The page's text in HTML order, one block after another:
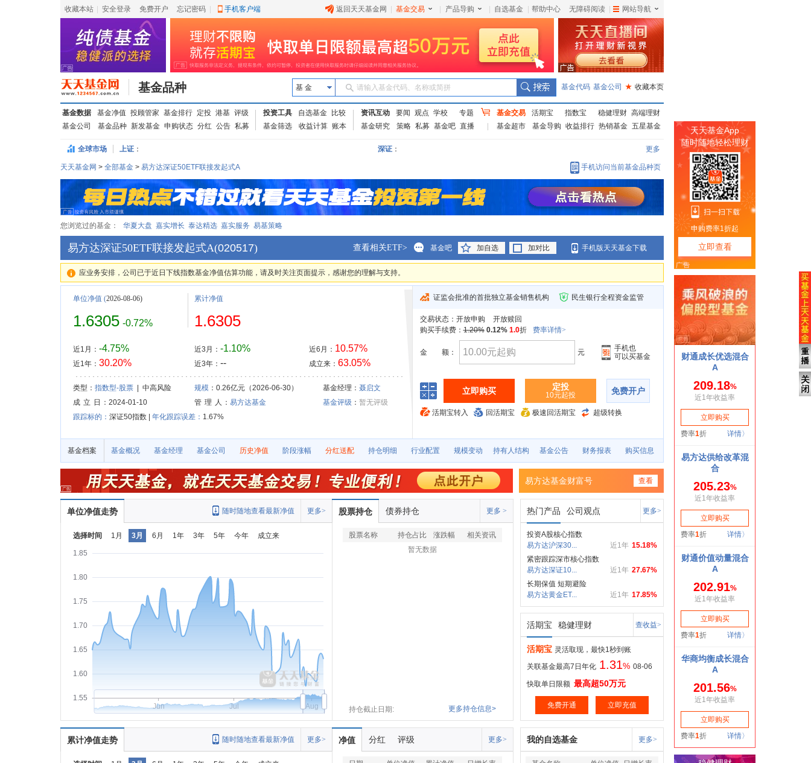
收藏本站 安全登录 免费开户 忘记密码 手机客户端 返回天天基金网 基金交易 产品导购 自选基金 帮助中心 无障碍阅读 网站导航
基金品种 基 金 请输入基金代码、名称或简拼 基金代码 基金公司 ★ 收藏本页
基金数据 基金净值 投顾管家 基金排行 定投 港基 评级
基金公司
基金品种 新发基金 申购状态 分红 公告 私募
投资工具 自选基金
比较
基金筛选
收益计算 账本
资讯互动 要闻 观点 学校
专题
基金研究
策略 私募 基金吧 直播
基金交易 活期宝 指数宝 稳健理财 高端理财
基金超市
基金导购 收益排行 热销基金 五星基金
全球市场 上证： 深证： 更多
天天基金网 > 全部基金 > 易方达深证50ETF联接发起式A 手机访问当前基金品种页
您浏览过的基金： 华夏大盘 嘉实增长 泰达精选 嘉实服务 易基策略
易方达深证50ETF联接发起式A(020517) 查看相关ETF> 基金吧 加自选 加对比 手机版天天基金下载
应业务安排，公司已于近日下线指数基金净值估算功能，请及时关注页面提示，感谢您的理解与支持。
单位净值 (2026-08-06)
1.6305 -0.72%
近1月： -4.75%
近1年： 30.20%
累计净值
1.6305
近3月： -1.10%
近3年： --
近6月： 10.57%
成立来： 63.05%
类型： 指数型-股票| 中高风险 规模：0.26亿元（2026-06-30） 基金经理： 聂启文
成 立 日
：2024-01-10 管 理 人 ： 易方达基金 基金评级 ： 暂无评级
跟踪标的： 深证50指数 | 年化跟踪误差： 1.67%
证监会批准的首批独立基金销售机构 民生银行全程资金监管
交易状态： 开放申购
开放赎回
购买手续费：1.20% 0.12% 1.0折 费率详情>
金 额： 元
手机也
可以买基金
立即购买 定投
10元起投 免费开户
活期宝转入 回活期宝 极速回活期宝 超级转换
基金档案 基金概况 基金经理 基金公司 历史净值 阶段涨幅 分红送配 持仓明细 行业配置 规模变动 持有人结构 基金公告 财务报表 购买信息
易方达基金财富号 查看
单位净值走势 更多>
随时随地查看最新净值
选择时间 1月 3月 6月 1年 3年 5年 今年 成立来
1.55
1.60
1.65
1.70
1.75
1.80
1.85
Jun Jul Aug
股票持仓 债券持仓 更多 >
股票名称 持仓占比 涨跌幅
相关资讯
暂无数据
持仓截止日期: 更多持仓信息>
热门产品 公司观点 更多>
投资A股核心指数
15.18%
近1年
易方达沪深30...
紧密跟踪深市核心指数
27.67%
近1年
易方达深证10...
长期保值 短期避险
17.85%
近1年
易方达黄金ET...
活期宝 稳健理财 查收益>
活期宝 灵活取现，最快1秒到账
关联基金最高7日年化 1.31% 08-06
快取单日限额 最高超50万元
免费开通 立即充值
累计净值走势 更多>
随时随地查看最新净值 净值 分红 评级 更多> 我的自选基金 更多>